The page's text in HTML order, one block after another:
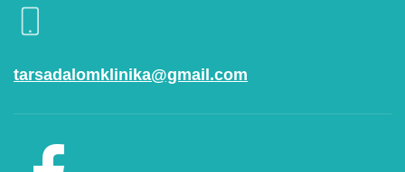
tarsadalomklinika@gmail.com